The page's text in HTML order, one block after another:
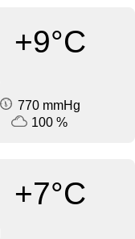
+9°C
770 mmHg
100 %
+7°C